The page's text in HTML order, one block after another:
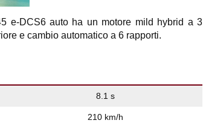
e-DCS6 auto ha un motore mild hybrid a 3
e cambio automatico a 6 rapporti.
8.1 s
210 km/h